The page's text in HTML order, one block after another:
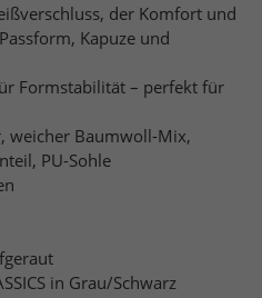
der Komfort und
Kapuze und
Formstabilität – perfekt für
weicher Baumwoll-Mix,
PU-Sohle
in Grau/Schwarz